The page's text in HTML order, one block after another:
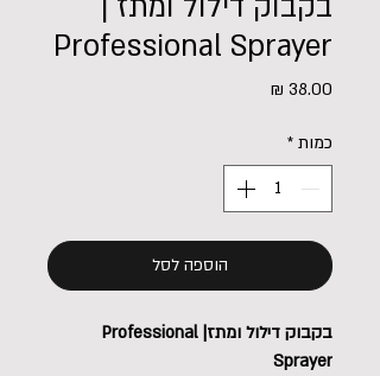
בקבוק דילול ומתז |
Professional Sprayer
כמות *
הוספה לסל
בקבוק דילול ומתז| Professional
Sprayer